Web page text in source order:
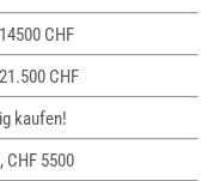
CHF
CHF
kaufen!
CHF 5500